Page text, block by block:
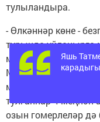
тулыландыра.
- Өлкәннәр көне -
турында уйланырга
муниципаль район
Минҗофар Усманова
меңнән күбрәк
тулганнар 4 меңнән
озын гомерлеләр дә
Яшь